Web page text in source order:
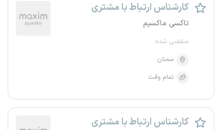
کارشناس ارتباط با مشتری
تاکسی ماکسیم
منقضی شده
سمنان
تمام وقت
کارشناس ارتباط با مشتری